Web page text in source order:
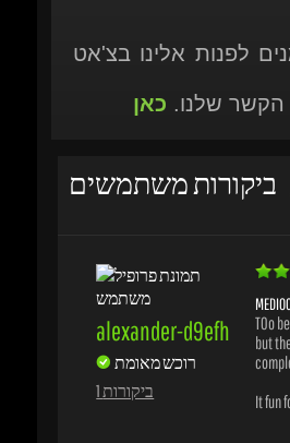
הקשר שלנו.
ביקורות משתמשים
alexander-d9efh
רוכש מאומת
but
It fun